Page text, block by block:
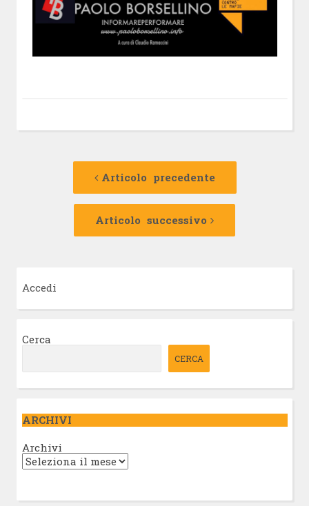
Navigazione
Articolo precedente
Articolo
Articolo successivo
Articolo
Accedi
Cerca
CERCA
ARCHIVI
Archivi